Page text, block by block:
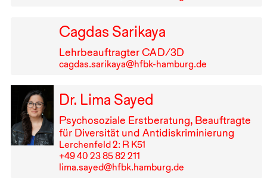
Cagdas Sarikaya
LehrbeauftragterCAD/3D
cagdas.sarikaya@hfbk-hamburg.de
Dr. Lima Sayed
Psychosoziale Erstberatung, Beauftragte
für Diversität und Antidiskriminierung
Lerchenfeld 2: R K51
+49⁠ ⁠40⁠ ⁠23⁠ ⁠85⁠ ⁠82⁠ ⁠211
lima.sayed@hfbk.hamburg.de